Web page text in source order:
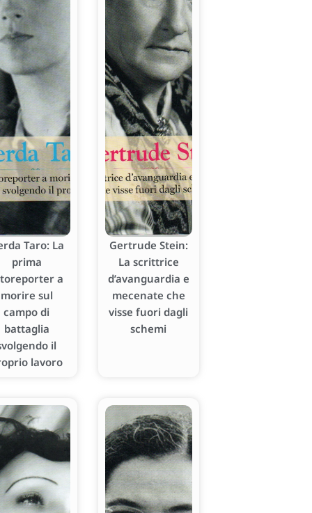
Taro: La
prima
a
morire sul
campo di
battaglia
il
lavoro
Gertrude Stein:
La scrittrice
d’avanguardia e
mecenate che
visse fuori dagli
schemi